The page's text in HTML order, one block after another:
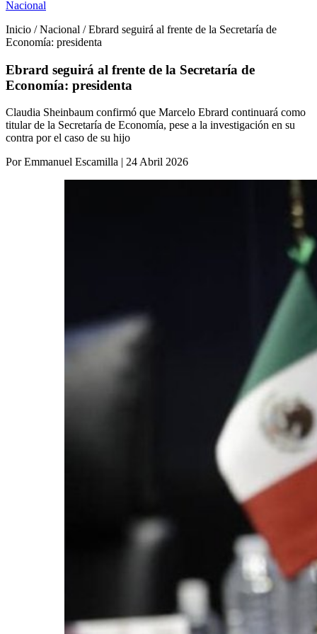
Nacional
Inicio / Nacional / Ebrard seguirá al frente de la Secretaría de
Economía: presidenta
Ebrard seguirá al frente de la Secretaría de
Economía: presidenta
Claudia Sheinbaum confirmó que Marcelo Ebrard continuará como
titular de la Secretaría de Economía, pese a la investigación en su
contra por el caso de su hijo
Por Emmanuel Escamilla | 24 Abril 2026